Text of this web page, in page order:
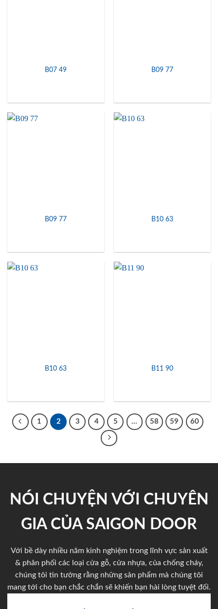
B07 49 B09 77
B09 77 B10 63
B10 63 B11 90
1 2 3 4 5 … 58 59 60
NÓI CHUYỆN VỚI CHUYÊN
GIA CỦA SAIGON DOOR
Với bề dày nhiều năm kinh nghiệm trong lĩnh vực sản xuất
& phân phối các loại cửa gỗ, cửa nhựa, của chống cháy,
chúng tôi tin tưởng rằng những sản phẩm mà chúng tôi
mang tới cho bạn chắc chắn sẽ khiến bạn hài lòng tuyệt đối.